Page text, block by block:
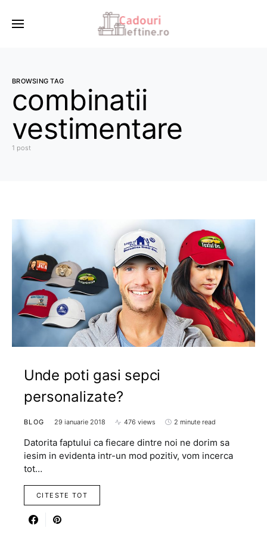
BROWSING TAG
combinatii
vestimentare
1 post
Unde poti gasi sepci
personalizate?
BLOG 29 ianuarie 2018 476 views 2 minute read
Datorita faptului ca fiecare dintre noi ne dorim sa
iesim in evidenta intr-un mod pozitiv, vom incerca
tot…
CITESTE TOT